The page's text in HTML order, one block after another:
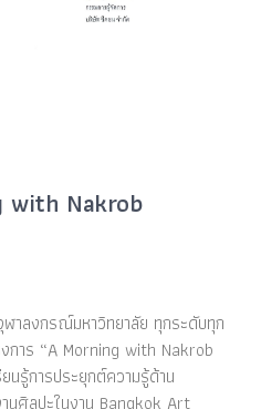
with Nakrob
ลงกรณ์มหาวิทยาลัย ทุกระดับทุก
การ “A Morning with Nakrob
นรู้การประยุกต์ความรู้ด้าน
นศิลปะในงาน Bangkok Art